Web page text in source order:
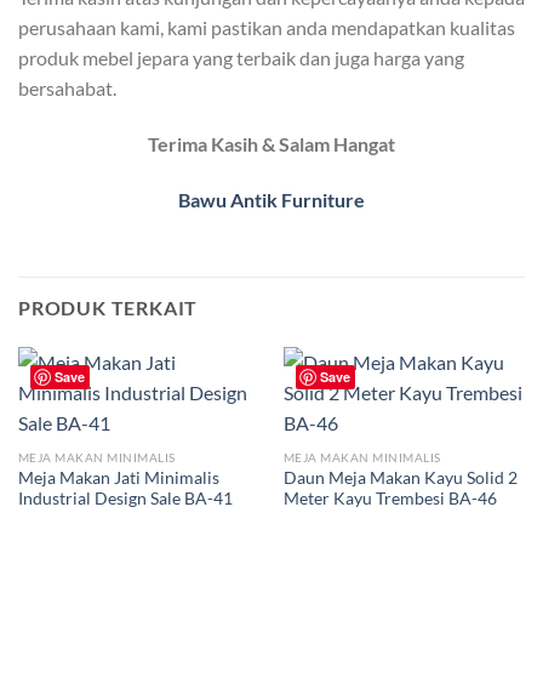
perusahaan kami, kami pastikan anda mendapatkan kualitas
produk mebel jepara yang terbaik dan juga harga yang
bersahabat.
Terima Kasih & Salam Hangat
Bawu Antik Furniture
PRODUK TERKAIT
Save
MEJA MAKAN MINIMALIS
Meja Makan Jati Minimalis
Industrial Design Sale BA-41
Save
MEJA MAKAN MINIMALIS
Daun Meja Makan Kayu Solid 2
Meter Kayu Trembesi BA-46